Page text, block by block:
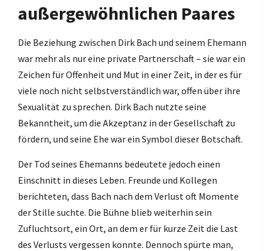
außergewöhnlichen Paares
Die Beziehung zwischen Dirk Bach und seinem Ehemann
war mehr als nur eine private Partnerschaft – sie war ein
Zeichen für Offenheit und Mut in einer Zeit, in der es für
viele noch nicht selbstverständlich war, offen über ihre
Sexualität zu sprechen. Dirk Bach nutzte seine
Bekanntheit, um die Akzeptanz in der Gesellschaft zu
fördern, und seine Ehe war ein Symbol dieser Botschaft.
Der Tod seines Ehemanns bedeutete jedoch einen
Einschnitt in dieses Leben. Freunde und Kollegen
berichteten, dass Bach nach dem Verlust oft Momente
der Stille suchte. Die Bühne blieb weiterhin sein
Zufluchtsort, ein Ort, an dem er für kurze Zeit die Last
des Verlusts vergessen konnte. Dennoch spürte man,